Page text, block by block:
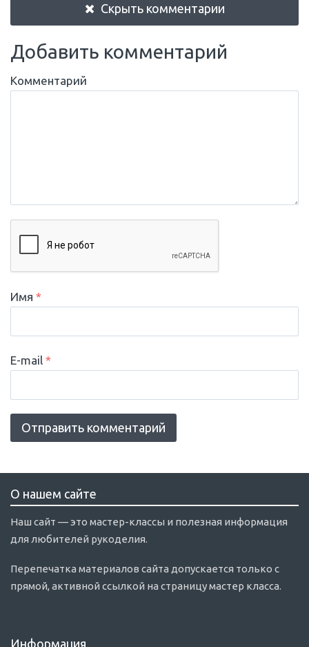
Скрыть комментарии
Добавить комментарий
Комментарий
Имя *
E-mail *
О нашем сайте
Наш сайт — это мастер-классы и полезная информация
для любителей рукоделия.
Перепечатка материалов сайта допускается только с
прямой, активной ссылкой на страницу мастер класса.
Информация